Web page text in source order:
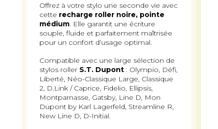
Offrez à votre stylo une seconde vie avec
cette recharge roller noire, pointe
médium. Elle garantit une écriture
souple, fluide et parfaitement maîtrisée
pour un confort d’usage optimal.
Compatible avec une large sélection de
stylos roller S.T. Dupont: Olympio, Défi,
Liberté, Néo-Classique Large, Classique
2, D.Link / Caprice, Fidelio, Ellipsis,
Montparnasse, Gatsby, Line D, Mon
Dupont by Karl Lagerfeld, Streamline R,
New Line D, D-Initial.